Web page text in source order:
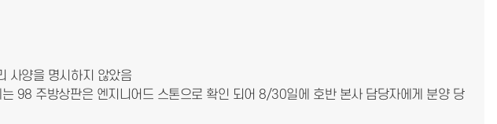
사양을 명시하지 않았음
98 주방상판은 엔지니어드 스톤으로 확인 되어 8/30일에 호반 본사 담당자에게 분양 당